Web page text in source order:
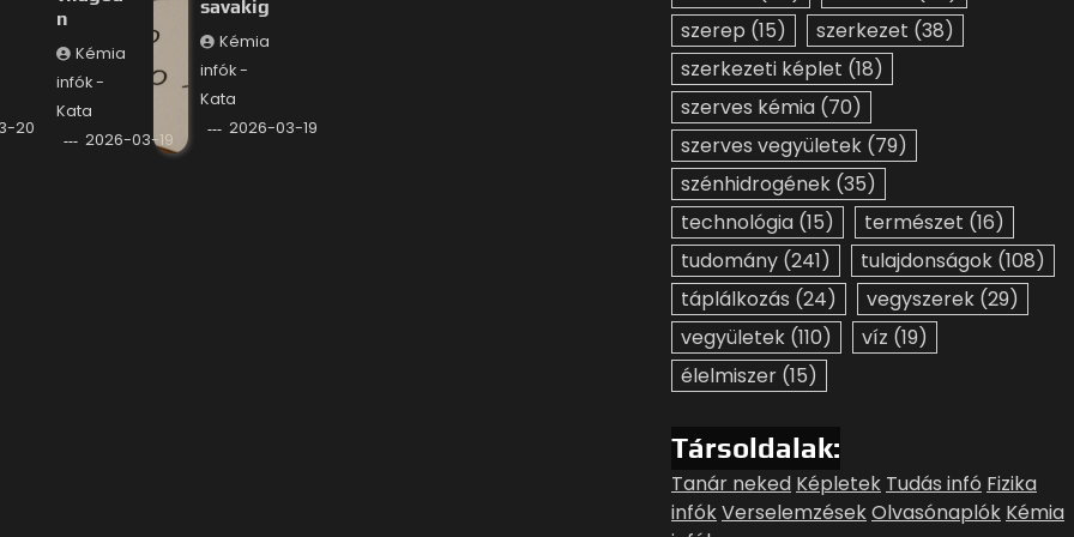
20
n
Kémia
infók -
Kata
2026-03-19
savakig
Kémia
infók -
Kata
2026-03-19
szerep (15) szerkezet (38)
szerkezeti képlet (18)
szerves kémia (70)
szerves vegyületek (79)
szénhidrogének (35)
technológia (15) természet (16)
tudomány (241) tulajdonságok (108)
táplálkozás (24) vegyszerek (29)
vegyületek (110) víz (19)
élelmiszer (15)
Társoldalak:
Tanár neked Képletek Tudás infó Fizika
infókVerselemzésekOlvasónaplók Kémia